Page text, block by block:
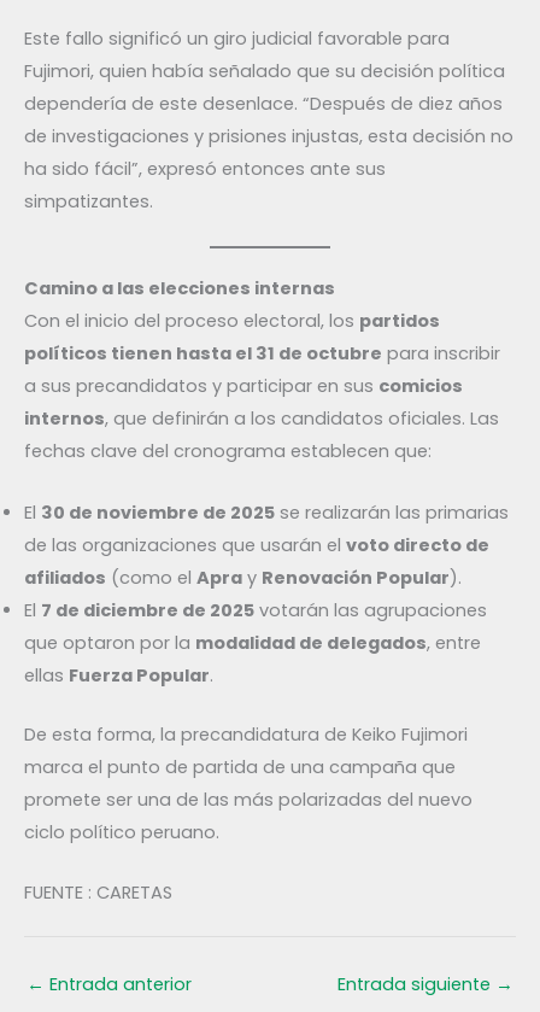
Este fallo significó un giro judicial favorable para
Fujimori, quien había señalado que su decisión política
dependería de este desenlace. “Después de diez años
de investigaciones y prisiones injustas, esta decisión no
ha sido fácil”, expresó entonces ante sus
simpatizantes.
Camino a las elecciones internas
Con el inicio del proceso electoral, los partidos
políticos tienen hasta el 31 de octubre para inscribir
a sus precandidatos y participar en sus comicios
internos, que definirán a los candidatos oficiales. Las
fechas clave del cronograma establecen que:
El 30 de noviembre de 2025 se realizarán las primarias
de las organizaciones que usarán el voto directo de
afiliados (como el Apra y Renovación Popular).
El 7 de diciembre de 2025 votarán las agrupaciones
que optaron por la modalidad de delegados, entre
ellas Fuerza Popular.
De esta forma, la precandidatura de Keiko Fujimori
marca el punto de partida de una campaña que
promete ser una de las más polarizadas del nuevo
ciclo político peruano.
FUENTE : CARETAS
← Entrada anterior Entrada siguiente →